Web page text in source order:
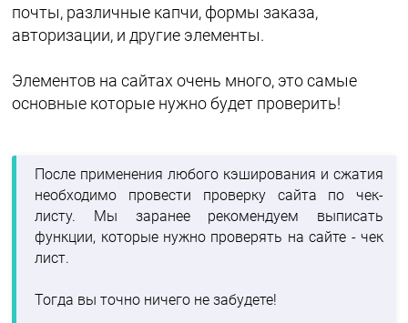
почты, различные капчи, формы заказа,
авторизации, и другие элементы.
Элементов на сайтах очень много, это самые
основные которые нужно будет проверить!
После применения любого кэширования и сжатия
необходимо провести проверку сайта по чек-
листу. Мы заранее рекомендуем выписать
функции, которые нужно проверять на сайте - чек
лист.
Тогда вы точно ничего не забудете!